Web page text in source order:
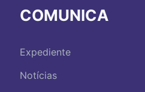
COMUNICA
Expediente
Notícias